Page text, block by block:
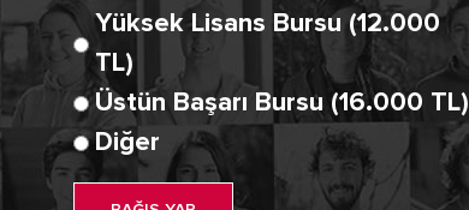
Yüksek Lisans Bursu (12.000
TL)
Üstün Başarı Bursu (16.000 TL)
Diğer